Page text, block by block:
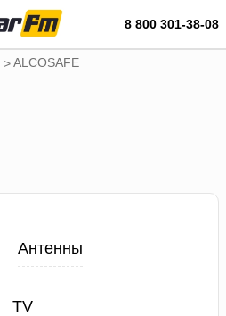
8 800 301-38-08
>ALCOSAFE
Антенны
TV